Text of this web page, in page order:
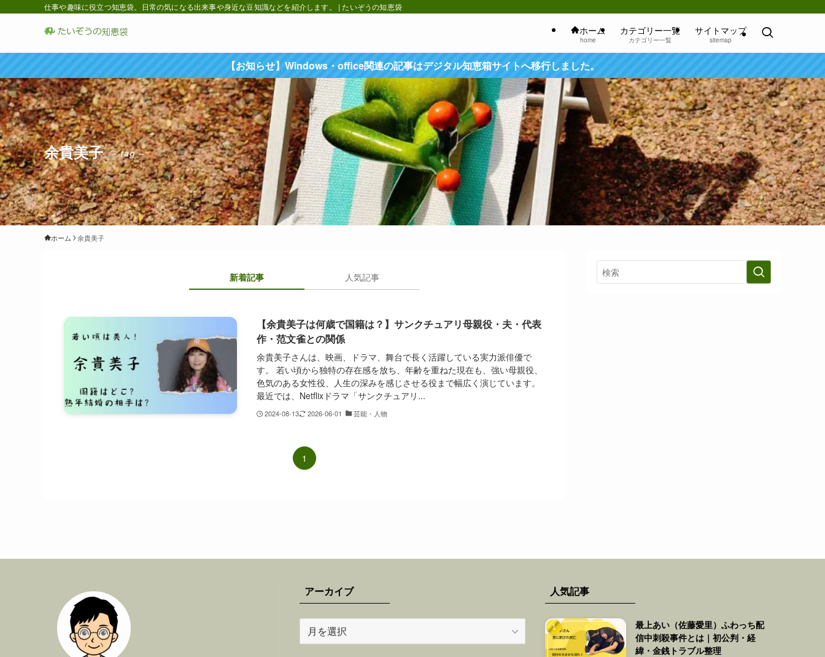
仕事や趣味に役立つ知恵袋。日常の気になる出来事や身近な豆知識などを紹介します。 | たいぞうの知恵袋
ホーム
home
カテゴリー一覧
カテゴリー一覧
サイトマップ
sitemap
【お知らせ】Windows・office関連の記事はデジタル知恵箱サイトへ移行しました。
余貴美子 – tag –
ホーム 余貴美子
新着記事 人気記事
【余貴美子は何歳で国籍は？】サンクチュアリ母親役・夫・代表
作・范文雀との関係
余貴美子さんは、映画、ドラマ、舞台で長く活躍している実力派俳優で
す。 若い頃から独特の存在感を放ち、年齢を重ねた現在も、強い母親役、
色気のある女性役、人生の深みを感じさせる役まで幅広く演じています。
最近では、Netflixドラマ「サンクチュアリ...
2024-08-13 2026-06-01 芸能・人物
1
アーカイブ
ー
人気記事
最上あい（佐藤愛里）ふわっち配
信中刺殺事件とは｜初公判・経
緯・金銭トラブル整理